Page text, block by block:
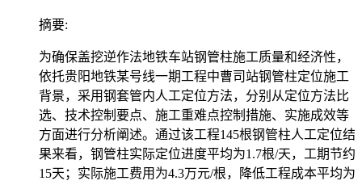
摘要:
为确保盖挖逆作法地铁车站钢管柱施工质量和经济性，
依托贵阳地铁某号线一期工程中曹司站钢管柱定位施工
背景，采用钢套管内人工定位方法，分别从定位方法比
选、技术控制要点、施工重难点控制措施、实施成效等
方面进行分析阐述。通过该工程145根钢管柱人工定位结
果来看，钢管柱实际定位进度平均为1.7根/天，工期节约
15天；实际施工费用为4.3万元/根，降低工程成本平均为